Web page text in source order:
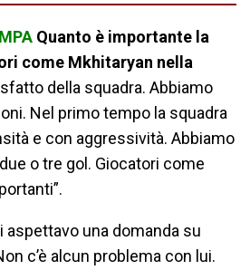
Quanto è importante la
come Mkhitaryan nella
della squadra. Abbiamo
Nel primo tempo la squadra
e con aggressività. Abbiamo
o tre gol. Giocatori come
aspettavo una domanda su
c’è alcun problema con lui.